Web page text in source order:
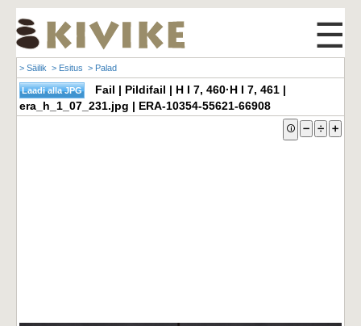
☰
> Säilik > Esitus > Palad
Fail | Pildifail | H I 7, 460·H I 7, 461 |
era_h_1_07_231.jpg | ERA-10354-55621-66908